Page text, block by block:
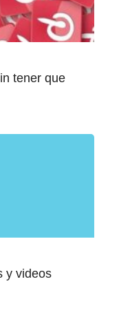
tener que
y videos